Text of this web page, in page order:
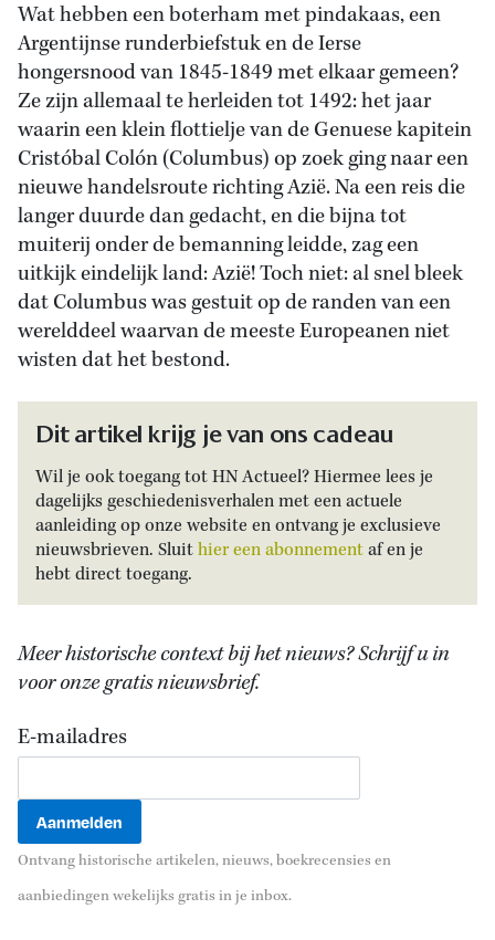
Wat hebben een boterham met pindakaas, een
Argentijnse runderbiefstuk en de Ierse
hongersnood van 1845-1849 met elkaar gemeen?
Ze zijn allemaal te herleiden tot 1492: het jaar
waarin een klein flottielje van de Genuese kapitein
Cristóbal Colón (Columbus) op zoek ging naar een
nieuwe handelsroute richting Azië. Na een reis die
langer duurde dan gedacht, en die bijna tot
muiterij onder de bemanning leidde, zag een
uitkijk eindelijk land: Azië! Toch niet: al snel bleek
dat Columbus was gestuit op de randen van een
werelddeel waarvan de meeste Europeanen niet
wisten dat het bestond.
Dit artikel krijg je van ons cadeau
Wil je ook toegang tot HN Actueel? Hiermee lees je
dagelijks geschiedenisverhalen met een actuele
aanleiding op onze website en ontvang je exclusieve
nieuwsbrieven. Sluithier een abonnementaf en je
hebt direct toegang.
Meer historische context bij het nieuws? Schrijf u in
voor onze gratis nieuwsbrief.
E-mailadres
Ontvang historische artikelen, nieuws, boekrecensies en
aanbiedingen wekelijks gratis in je inbox.